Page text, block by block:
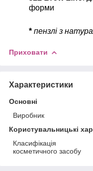
форми
* пензлі з
Приховати
Характеристики
Основні
Виробник
Користувальницькі
Класифікація
косметичного засобу